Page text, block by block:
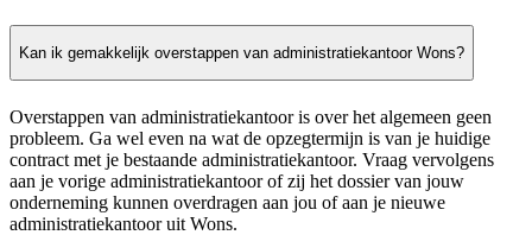
Kan ik gemakkelijk overstappen van administratiekantoor Wons?
Overstappen van administratiekantoor is over het algemeen geen
probleem. Ga wel even na wat de opzegtermijn is van je huidige
contract met je bestaande administratiekantoor. Vraag vervolgens
aan je vorige administratiekantoor of zij het dossier van jouw
onderneming kunnen overdragen aan jou of aan je nieuwe
administratiekantoor uit Wons.